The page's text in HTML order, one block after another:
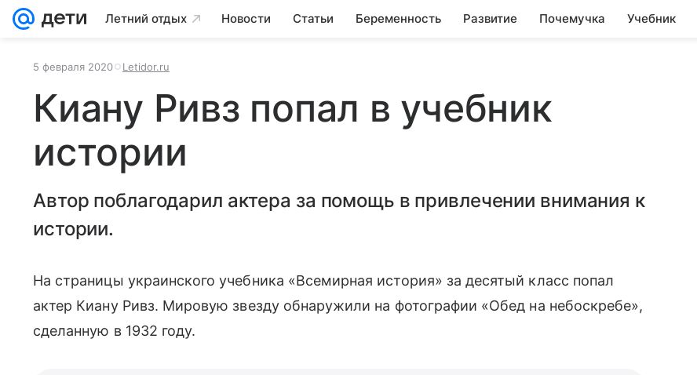
Летний отдых Новости Статьи Беременность Развитие Почемучка Учебник
5 февраля 2020 Letidor.ru
Киану Ривз попал в учебник
истории
Автор поблагодарил актера за помощь в привлечении внимания к
истории.
На страницы украинского учебника «Всемирная история» за десятый класс попал
актер Киану Ривз. Мировую звезду обнаружили на фотографии «Обед на небоскребе»,
сделанную в 1932 году.